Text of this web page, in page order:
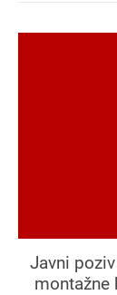
Javni
montažne